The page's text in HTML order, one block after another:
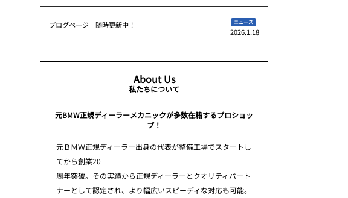
ブログページ 随時更新中！ ニュース
2026.1.18
About Us
私たちについて
元BMW正規ディーラーメカニックが多数在籍するプロショッ
プ！
元ＢＭＷ正規ディーラー出身の代表が整備工場でスタートし
てから創業20
周年突破。その実績から正規ディーラーとクオリティパート
ナーとして認定され、より幅広いスピーディな対応も可能。